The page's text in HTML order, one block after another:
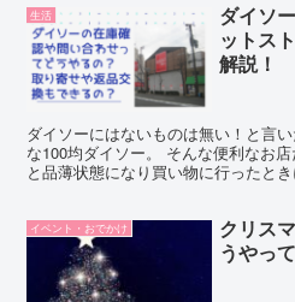
生活
ダイソ
ットス
解説！
ダイソーにはないものは無い！と言
な100均ダイソー。 そんな便利なお
と品薄状態になり買い物に行ったと
イベント・おでかけ
クリス
うやっ